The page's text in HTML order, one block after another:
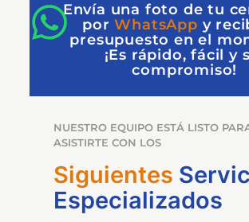
Envía una foto de tu
porWhatsApp y
presupuesto en el
¡Es rápido, fácil y
compromiso!
NUESTRO EQUIPO ESTÁ LISTO
ASISTIRTE CON LOS
Siguientes
Especializados